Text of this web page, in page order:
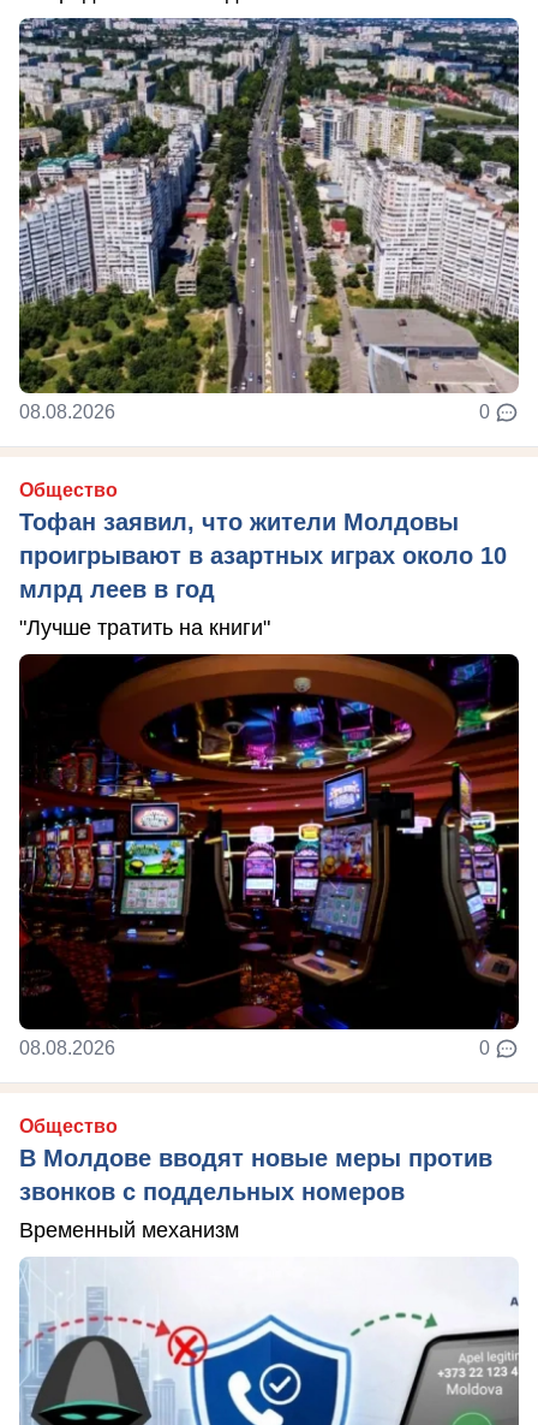
08.08.2026 0
Общество
Тофан заявил, что жители Молдовы
проигрывают в азартных играх около 10
млрд леев в год
"Лучше тратить на книги"
08.08.2026 0
Общество
В Молдове вводят новые меры против
звонков с поддельных номеров
Временный механизм